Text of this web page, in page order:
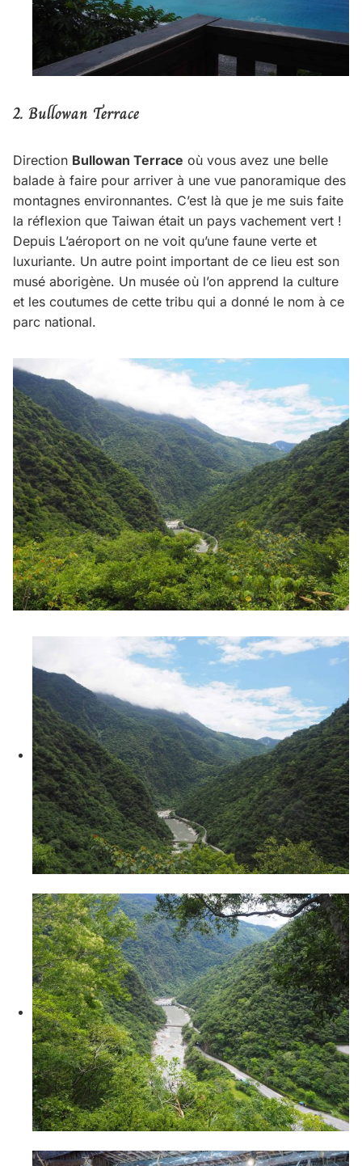
2. Bullowan Terrace
Direction Bullowan Terrace où vous avez une belle
balade à faire pour arriver à une vue panoramique des
montagnes environnantes. C’est là que je me suis faite
la réflexion que Taiwan était un pays vachement vert !
Depuis L’aéroport on ne voit qu’une faune verte et
luxuriante. Un autre point important de ce lieu est son
musé aborigène. Un musée où l’on apprend la culture
et les coutumes de cette tribu qui a donné le nom à ce
parc national.